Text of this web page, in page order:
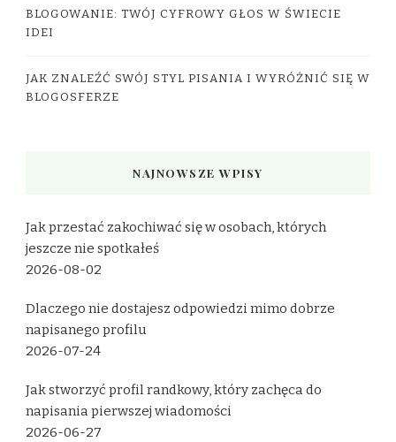
BLOGOWANIE: TWÓJ CYFROWY GŁOS W ŚWIECIE
IDEI
JAK ZNALEŹĆ SWÓJ STYL PISANIA I WYRÓŻNIĆ SIĘ W
BLOGOSFERZE
NAJNOWSZE WPISY
Jak przestać zakochiwać się w osobach, których
jeszcze nie spotkałeś
2026-08-02
Dlaczego nie dostajesz odpowiedzi mimo dobrze
napisanego profilu
2026-07-24
Jak stworzyć profil randkowy, który zachęca do
napisania pierwszej wiadomości
2026-06-27